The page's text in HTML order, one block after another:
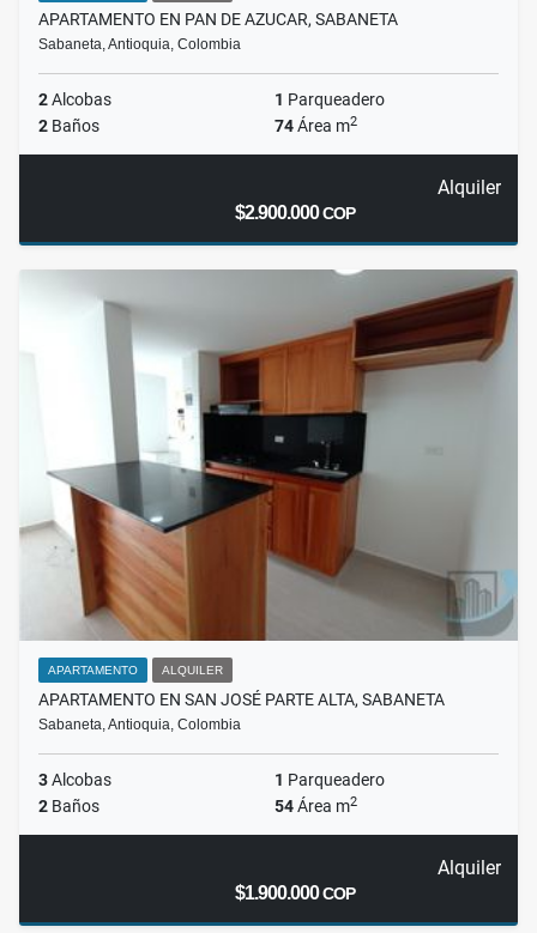
APARTAMENTO EN PAN DE AZUCAR, SABANETA
Sabaneta, Antioquia, Colombia
2Alcobas 1 Parqueadero
2 Baños 74Área m2
Alquiler
$2.900.000COP
APARTAMENTO ALQUILER
APARTAMENTO EN SAN JOSÉ PARTE ALTA, SABANETA
Sabaneta, Antioquia, Colombia
3Alcobas 1 Parqueadero
2 Baños 54Área m2
Alquiler
$1.900.000COP